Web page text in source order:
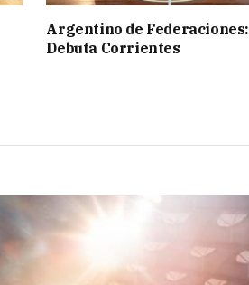
Argentino de Federaciones:
Debuta Corrientes